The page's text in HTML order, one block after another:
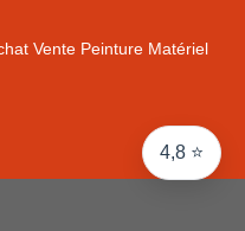
4,8 ⭐
Vente Peinture Matériel